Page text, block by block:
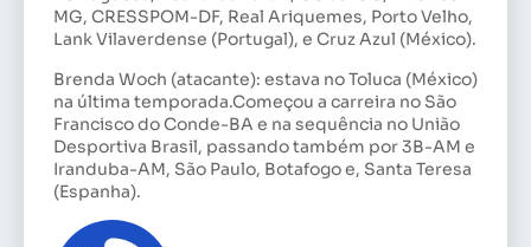
MG, CRESSPOM-DF, Real Ariquemes, Porto Velho,
Lank Vilaverdense (Portugal), e Cruz Azul (México).
Brenda Woch (atacante): estava no Toluca (México)
na última temporada.Começou a carreira no São
Francisco do Conde-BA e na sequência no União
Desportiva Brasil, passando também por 3B-AM e
Iranduba-AM, São Paulo, Botafogo e, Santa Teresa
(Espanha).